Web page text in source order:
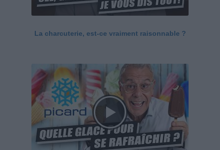
La charcuterie, est-ce vraiment raisonnable ?